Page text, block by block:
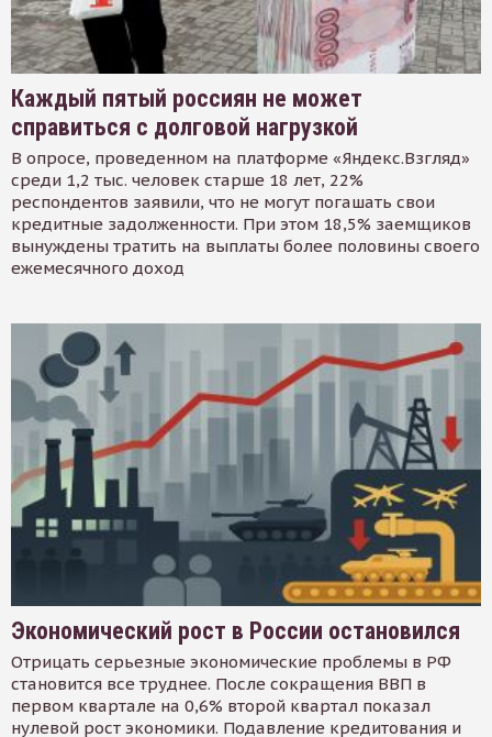
Каждый пятый россиян не может
справиться с долговой нагрузкой
В опросе, проведенном на платформе «Яндекс.Взгляд»
среди 1,2 тыс. человек старше 18 лет, 22%
респондентов заявили, что не могут погашать свои
кредитные задолженности. При этом 18,5% заемщиков
вынуждены тратить на выплаты более половины своего
ежемесячного доход
Экономический рост в России остановился
Отрицать серьезные экономические проблемы в РФ
становится все труднее. После сокращения ВВП в
первом квартале на 0,6% второй квартал показал
нулевой рост экономики. Подавление кредитования и